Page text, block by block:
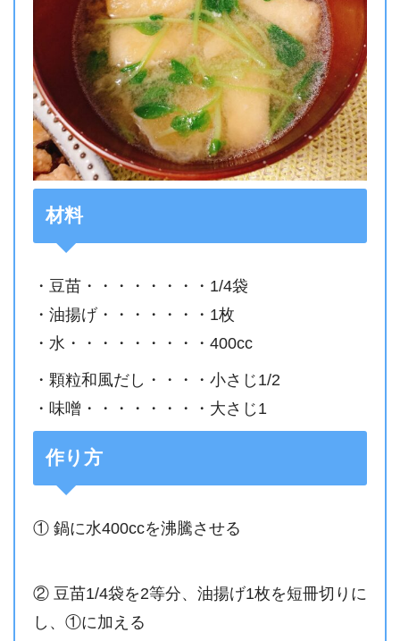
材料
・豆苗・・・・・・・・1/4袋
・油揚げ・・・・・・・1枚
・水・・・・・・・・・400cc
・顆粒和風だし・・・・小さじ1/2
・味噌・・・・・・・・大さじ1
作り方
① 鍋に水400ccを沸騰させる
② 豆苗1/4袋を2等分、油揚げ1枚を短冊切りに
し、①に加える